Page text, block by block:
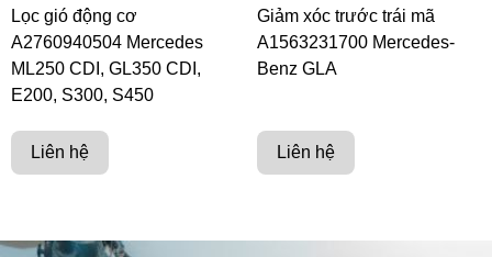
Lọc gió động cơ
A2760940504 Mercedes
ML250 CDI, GL350 CDI,
E200, S300, S450
Liên hệ
Giảm xóc trước trái mã
A1563231700 Mercedes-
Benz GLA
Liên hệ